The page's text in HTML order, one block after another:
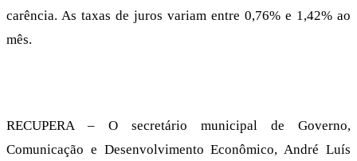
carência. As taxas de juros variam entre 0,76% e 1,42% ao
mês.
RECUPERA – O secretário municipal de Governo,
Comunicação e Desenvolvimento Econômico, André Luís